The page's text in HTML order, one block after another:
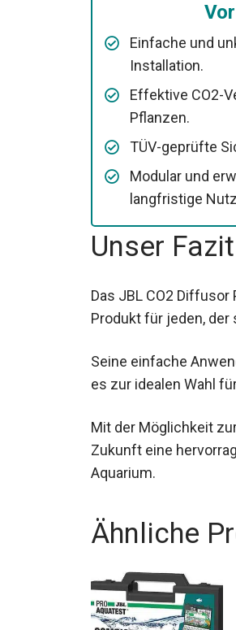
Einfache und
Installation.
Effektive CO2-
Pflanzen.
TÜV-geprüfte
Modular und
langfristige
Unser Fazit
Das JBL CO2
Produkt für jeden,
Seine einfache
es zur idealen Wahl
Mit der Möglichkeit
Zukunft eine
Aquarium.
Ähnliche